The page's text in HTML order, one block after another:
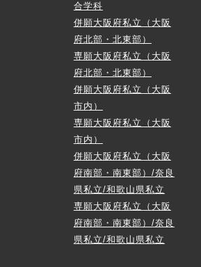
合学科
併願大阪府私立（大阪
府北部・北東部）
専願大阪府私立（大阪
府北部・北東部）
併願大阪府私立（大阪
市内）
専願大阪府私立（大阪
市内）
併願大阪府私立（大阪
府南部・南東部）/奈良
県私立/和歌山県私立
専願大阪府私立（大阪
府南部・南東部）/奈良
県私立/和歌山県私立